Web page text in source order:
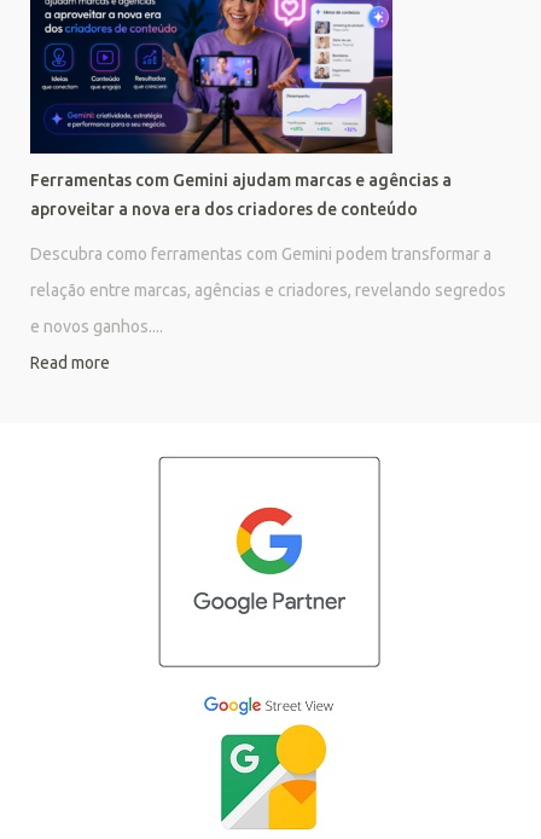
Ferramentas com Gemini ajudam marcas e agências a
aproveitar a nova era dos criadores de conteúdo
Descubra como ferramentas com Gemini podem transformar a
relação entre marcas, agências e criadores, revelando segredos
e novos ganhos....
Read more